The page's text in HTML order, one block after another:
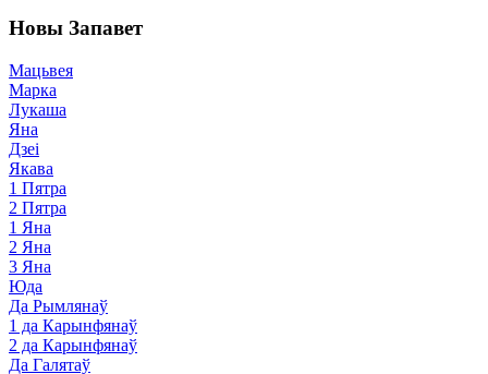
Новы Запавет
Мацьвея
Марка
Лукаша
Яна
Дзеі
Якава
1 Пятра
2 Пятра
1 Яна
2 Яна
3 Яна
Юда
Да Рымлянаў
1 да Карынфянаў
2 да Карынфянаў
Да Галятаў